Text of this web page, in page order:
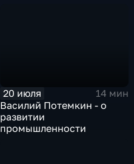
20 июля
14 мин
Василий Потемкин - о
развитии
промышленности